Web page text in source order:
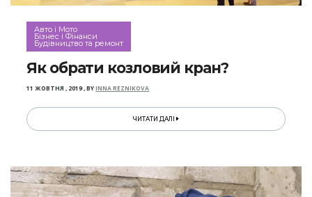
Авто і Мото
Бізнес і Фінанси
Будівництво та ремонт
Як обрати козловий кран?
11 ЖОВТНЯ , 2019,BYINNA REZNIKOVA
ЧИТАТИ ДАЛІ